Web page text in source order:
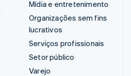
Mídia e entretenimento
Organizações sem fins
lucrativos
Serviços profissionais
Setor público
Varejo